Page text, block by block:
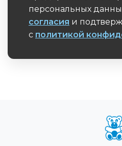
персональных
согласия и
с политикой